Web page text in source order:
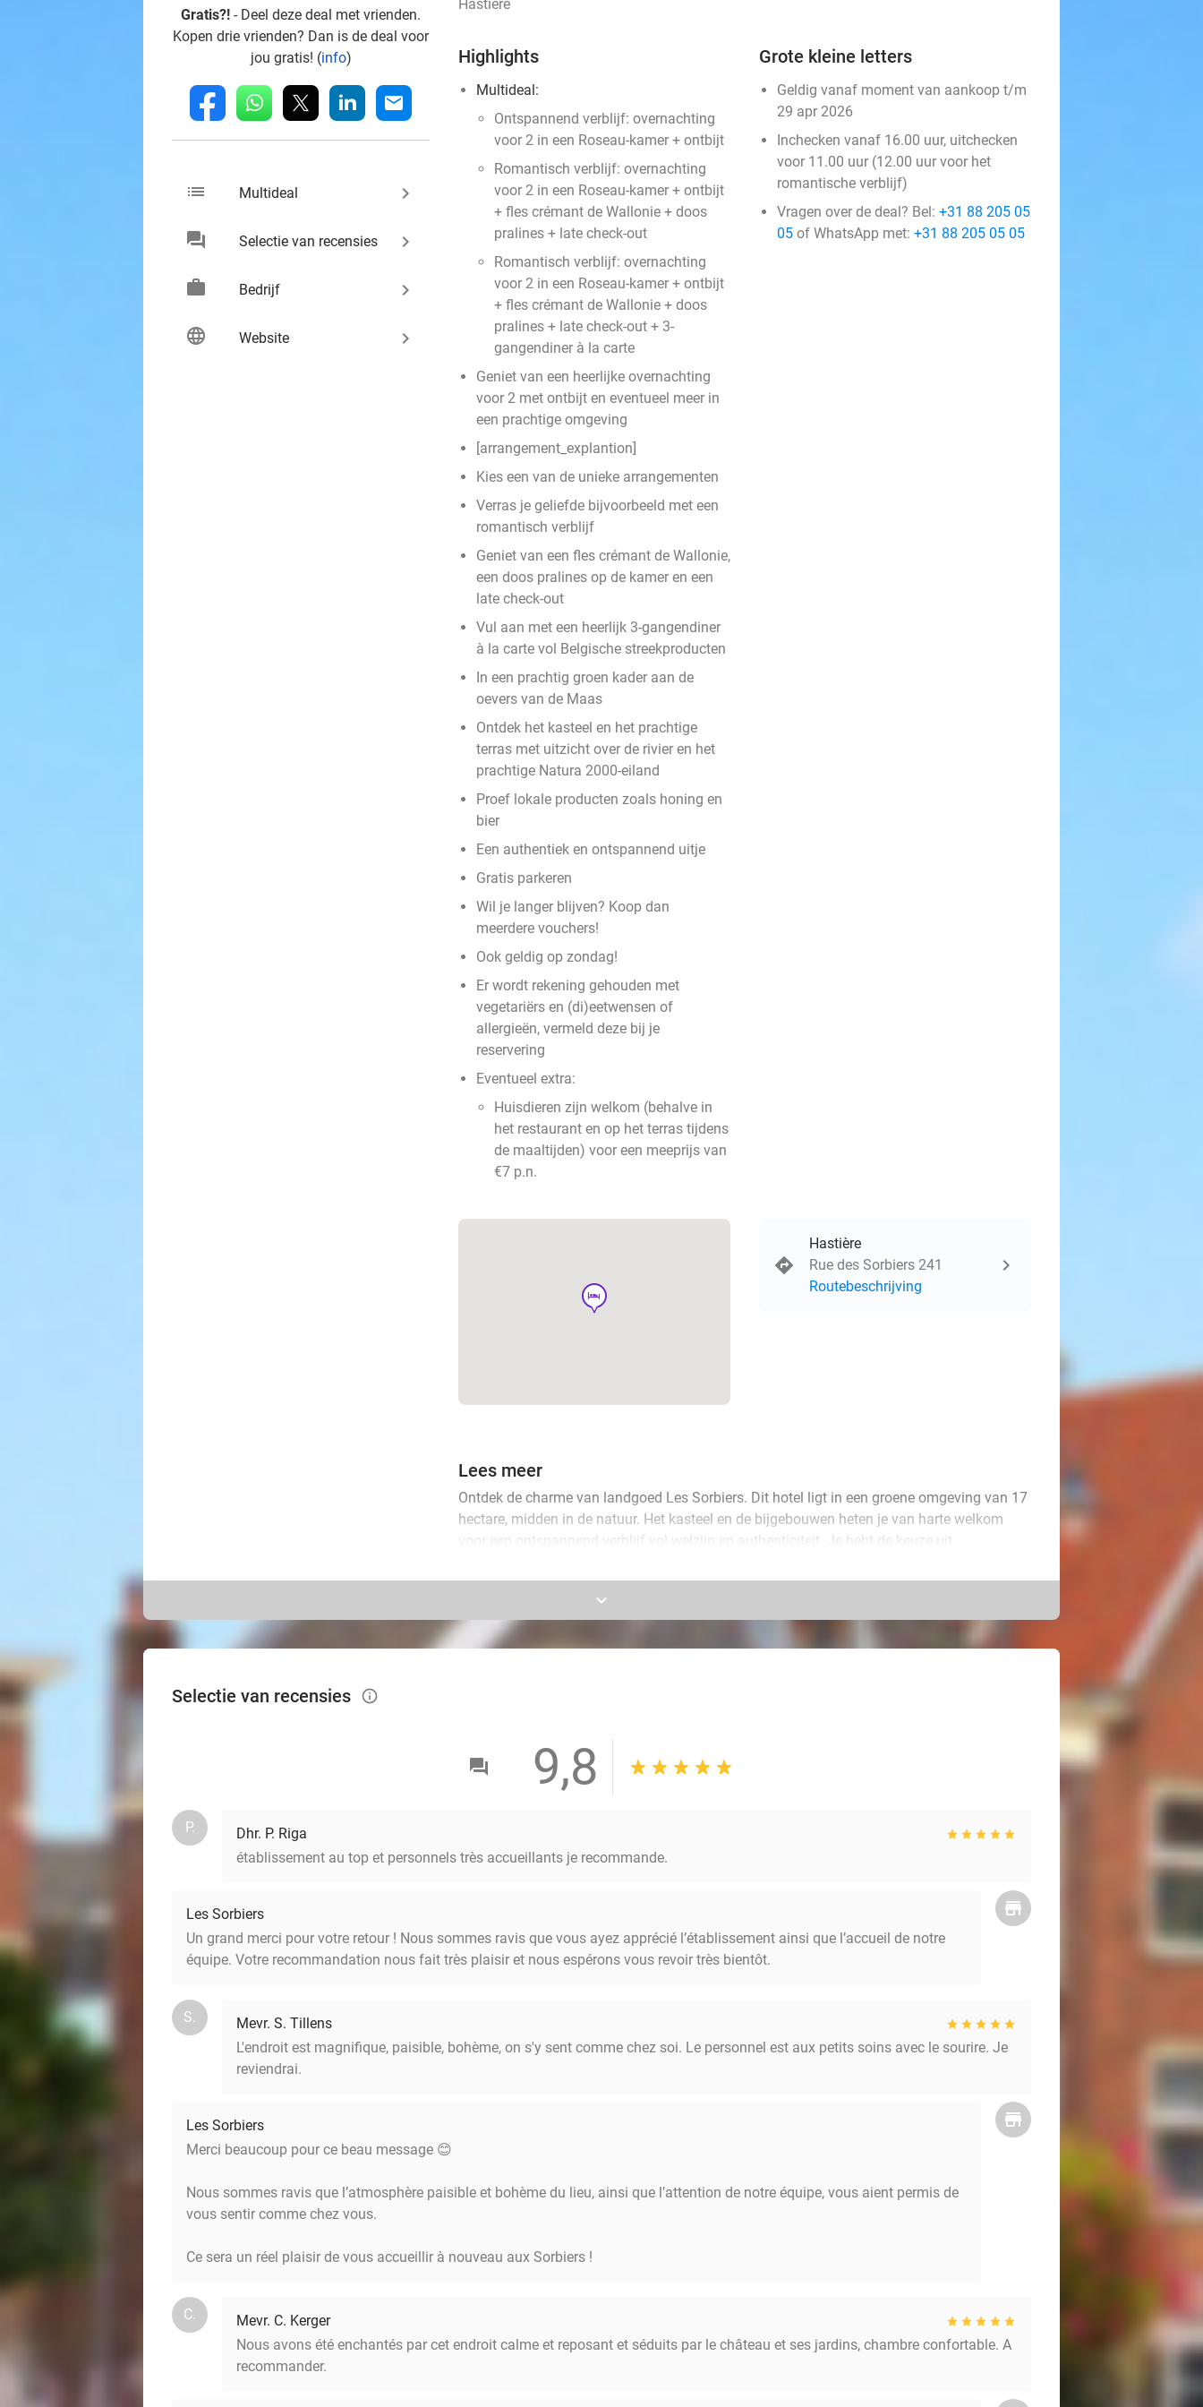
Gratis?! - Deel deze deal met vrienden.
Kopen drie vrienden? Dan is de deal voor
jou gratis! (info)
fb whatsapp linkedin mail
list Multideal keyboard_arrow_right
chat Selectie van recensies keyboard_arrow_right
work Bedrijf keyboard_arrow_right
language Website keyboard_arrow_right
Hastière
Highlights
Multideal:
Ontspannend verblijf: overnachting
voor 2 in een Roseau-kamer + ontbijt
Romantisch verblijf: overnachting
voor 2 in een Roseau-kamer + ontbijt
+ fles crémant de Wallonie + doos
pralines + late check-out
Romantisch verblijf: overnachting
voor 2 in een Roseau-kamer + ontbijt
+ fles crémant de Wallonie + doos
pralines + late check-out + 3-
gangendiner à la carte
Geniet van een heerlijke overnachting
voor 2 met ontbijt en eventueel meer in
een prachtige omgeving
[arrangement_explantion]
Kies een van de unieke arrangementen
Verras je geliefde bijvoorbeeld met een
romantisch verblijf
Geniet van een fles crémant de Wallonie,
een doos pralines op de kamer en een
late check-out
Vul aan met een heerlijk 3-gangendiner
à la carte vol Belgische streekproducten
In een prachtig groen kader aan de
oevers van de Maas
Ontdek het kasteel en het prachtige
terras met uitzicht over de rivier en het
prachtige Natura 2000-eiland
Proef lokale producten zoals honing en
bier
Een authentiek en ontspannend uitje
Gratis parkeren
Wil je langer blijven? Koop dan
meerdere vouchers!
Ook geldig op zondag!
Er wordt rekening gehouden met
vegetariërs en (di)eetwensen of
allergieën, vermeld deze bij je
reservering
Eventueel extra:
Huisdieren zijn welkom (behalve in
het restaurant en op het terras tijdens
de maaltijden) voor een meeprijs van
€7 p.n.
Grote kleine letters
Geldig vanaf moment van aankoop t/m
29 apr 2026
Inchecken vanaf 16.00 uur, uitchecken
voor 11.00 uur (12.00 uur voor het
romantische verblijf)
Vragen over de deal? Bel: +31 88 205 05
05 of WhatsApp met: +31 88 205 05 05
hotel
Hastière
Rue des Sorbiers 241
Routebeschrijving
Lees meer
Ontdek de charme van landgoed Les Sorbiers. Dit hotel ligt in een groene omgeving van 17
hectare, midden in de natuur. Het kasteel en de bijgebouwen heten je van harte welkom
voor een ontspannend verblijf vol welzijn en authenticiteit. Je hebt de keuze uit
voor 2. Het omvat een fijne nachtrust en een smakelijk ontbijt om 's ochtends te delen. Voor
een romantisch uitje voegt het romantische verblijf een vleugje elegantie toe met een fles
Crémant de Wallonie, een doos bonbons en een late check-out. Geniet anders maximaal en
kies de optie inclusief 3-gangendiner à la carte. Je proeft van zalige en lokale Belgische
combineert. Rust uit met een overnachting in een prachtige omgeving en proef van een
gastronomisch ontbijt. Daarnaast ontdek je bijvoorbeeld het omliggend groen. Wat je ook
kiest: bij Les Sorbiers ben je welkom voor een onvergetelijke ervaring. Proef de charme van
het erfgoed, het gastronomische genot en ontdek de geweldige natuur!
Tweepersoonsbed (of eenpersoons op verzoek)
Apart toilet
Spitskool à la flamme
Asperges
Lam
keyboard_arrow_down
Selectie van recensies info_outlined
9,8
P.
Dhr. P. Riga
établissement au top et personnels très accueillants je recommande.
Les Sorbiers
Un grand merci pour votre retour ! Nous sommes ravis que vous ayez apprécié l’établissement ainsi que l’accueil de notre
équipe. Votre recommandation nous fait très plaisir et nous espérons vous revoir très bientôt.
S.
Mevr. S. Tillens
L'endroit est magnifique, paisible, bohème, on s'y sent comme chez soi. Le personnel est aux petits soins avec le sourire. Je
reviendrai.
Les Sorbiers
Merci beaucoup pour ce beau message 😊
Nous sommes ravis que l’atmosphère paisible et bohème du lieu, ainsi que l’attention de notre équipe, vous aient permis de
vous sentir comme chez vous.
Ce sera un réel plaisir de vous accueillir à nouveau aux Sorbiers !
C.
Mevr. C. Kerger
Nous avons été enchantés par cet endroit calme et reposant et séduits par le château et ses jardins, chambre confortable. A
recommander.